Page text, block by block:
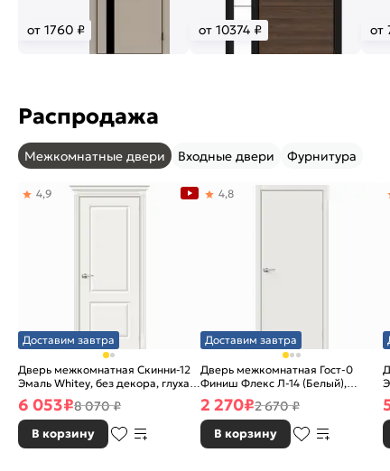
от 1760 ₽ от 10374 ₽ от
Распродажа
Межкомнатные двери Входные двери Фурнитура
Доставим завтра
Дверь межкомнатная Скинни-12
Эмаль Whitey, без декора, глухая,
без стекла, без кромки, скиновая
4,9
6 053₽8 070 ₽
В корзину
Доставим завтра
Дверь межкомнатная Гост-0
Финиш Флекс Л-14 (Белый),
глухая, каркасно-щитовая
4,8
2 270₽2 670 ₽
В корзину